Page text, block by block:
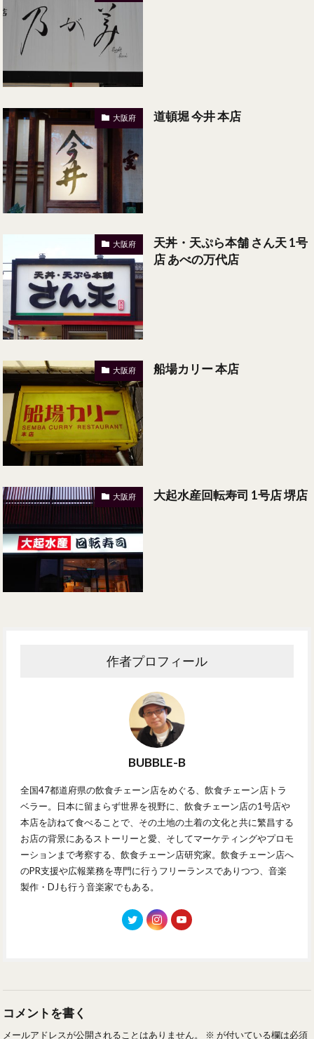
大阪府 道頓堀 今井 本店
大阪府
天丼・天ぷら本舗 さん天 1号
店 あべの万代店
大阪府 船場カリー 本店
大阪府 大起水産回転寿司 1号店 堺店
作者プロフィール
BUBBLE-B
全国47都道府県の飲食チェーン店をめぐる、飲食チェーン店トラ
ベラー。日本に留まらず世界を視野に、飲食チェーン店の1号店や
本店を訪ねて食べることで、その土地の土着の文化と共に繁昌する
お店の背景にあるストーリーと愛、そしてマーケティングやプロモ
ーションまで考察する、飲食チェーン店研究家。飲食チェーン店へ
のPR支援や広報業務を専門に行うフリーランスでありつつ、音楽
製作・DJも行う音楽家でもある。
コメントを書く
メールアドレスが公開されることはありません。 ※ が付いている欄は必須